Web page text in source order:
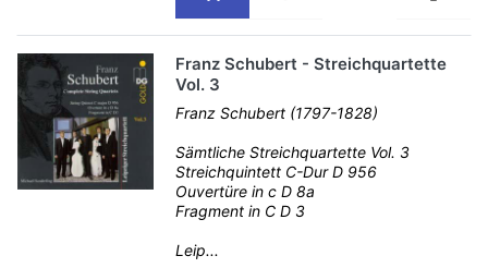
Franz Schubert - Streichquartette
Vol. 3
Franz Schubert (1797-1828)
Sämtliche Streichquartette Vol. 3
Streichquintett C-Dur D 956
Ouvertüre in c D 8a
Fragment in C D 3
Leip...